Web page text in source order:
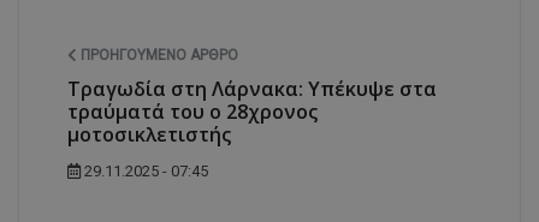
ΠΡΟΗΓΟΎΜΕΝΟ ΆΡΘΡΟ
Τραγωδία στη Λάρνακα: Υπέκυψε στα
τραύματά του ο 28χρονος
μοτοσικλετιστής
29.11.2025 - 07:45